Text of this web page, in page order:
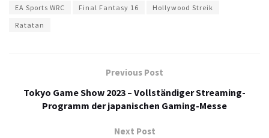
EA Sports WRC
Final Fantasy 16
Hollywood Streik
Ratatan
Previous Post
Tokyo Game Show 2023 – Vollständiger Streaming-
Programm der japanischen Gaming-Messe
Next Post